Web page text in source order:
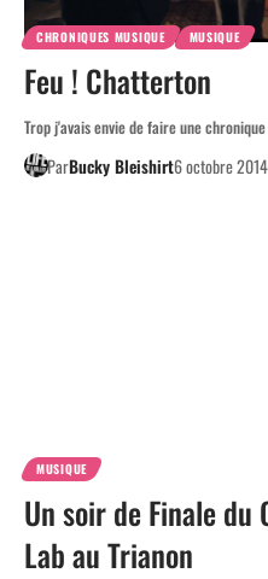
CHRONIQUES MUSIQUE MUSIQUE
Feu ! Chatterton
Trop j'avais envie de faire une
ParBucky Bleishirt6 octobre 2014
MUSIQUE
Un soir de Finale
Lab au Trianon